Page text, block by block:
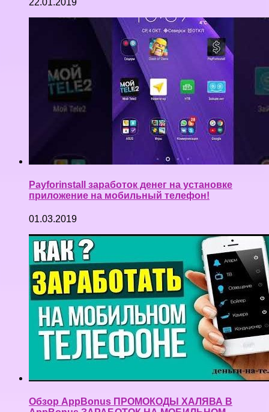
Payforinstall заработок денег на установке
приложение на мобильный телефон!
01.03.2019
Обзор AppBonus ПРОМОКОДЫ ХАЛЯВА В